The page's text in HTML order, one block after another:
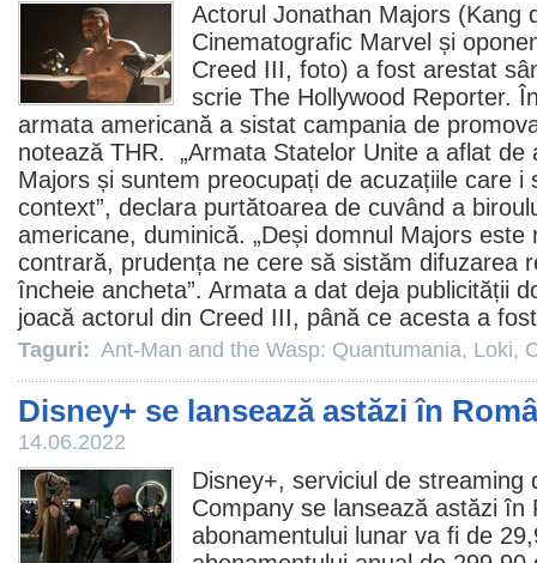
Actorul Jonathan Majors (Kang
Cinematografic Marvel și
Creed III, foto) a fost arestat
scrie The Hollywood Reporter.
armata americană a sistat campania de
notează THR. „Armata Statelor Unite a aflat de
Majors și suntem preocupați de acuzațiile care i
context”, declara purtătoarea de cuvând a
americane, duminică. „Deși domnul Majors
contrară, prudența ne cere să sistăm difuzarea
încheie ancheta”. Armata a dat deja publicității
joacă actorul din Creed III, până ce acesta a
Taguri: Ant-Man and the Wasp: Quantumania, Loki,
Disney+ se lansează astăzi în
14.06.2022
Disney+, serviciul de streaming
Company se lansează astăzi în
abonamentului lunar va fi de